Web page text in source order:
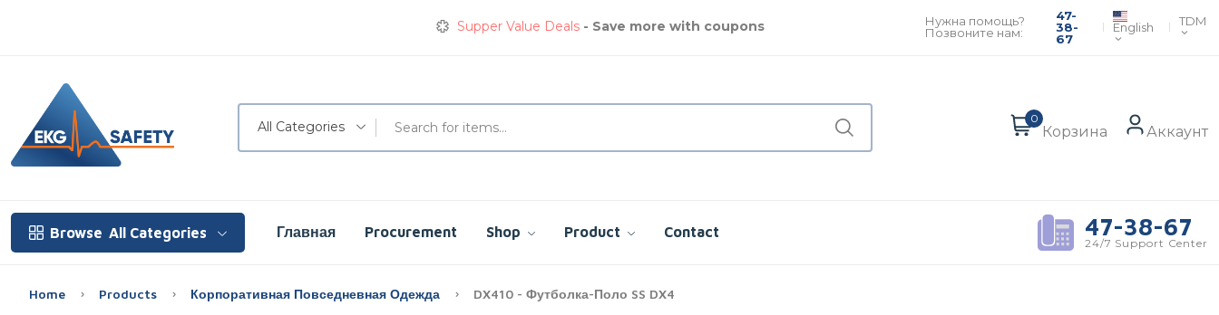
Get great devices up to 50% off View details
Нужна помощь?
Позвоните нам:
47-
38-
67
English TDM
All Categories
0
Корзина Аккаунт
Browse All Categories Главная Procurement Shop Product Contact 47-38-67
24/7 Support Center
Home Products Корпоративная Повседневная Одежда DX410 - Футболка-Поло SS DX4